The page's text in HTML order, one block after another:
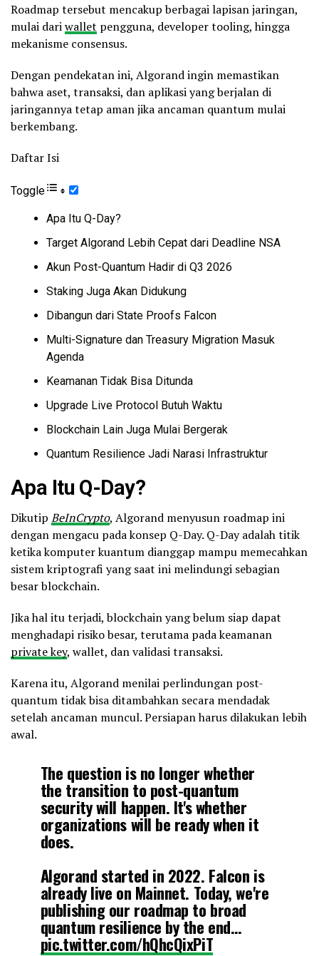
Roadmap tersebut mencakup berbagai lapisan jaringan,
mulai dariwallet pengguna, developer tooling, hingga
mekanisme consensus.
Dengan pendekatan ini, Algorand ingin memastikan
bahwa aset, transaksi, dan aplikasi yang berjalan di
jaringannya tetap aman jika ancaman quantum mulai
berkembang.
Daftar Isi
Toggle
Apa Itu Q-Day?
Target Algorand Lebih Cepat dari Deadline NSA
Akun Post-Quantum Hadir di Q3 2026
Staking Juga Akan Didukung
Dibangun dari State Proofs Falcon
Multi-Signature dan Treasury Migration Masuk
Agenda
Keamanan Tidak Bisa Ditunda
Upgrade Live Protocol Butuh Waktu
Blockchain Lain Juga Mulai Bergerak
Quantum Resilience Jadi Narasi Infrastruktur
Apa Itu Q-Day?
Dikutip BeInCrypto, Algorand menyusun roadmap ini
dengan mengacu pada konsep Q-Day. Q-Day adalah titik
ketika komputer kuantum dianggap mampu memecahkan
sistem kriptografi yang saat ini melindungi sebagian
besar blockchain.
Jika hal itu terjadi, blockchain yang belum siap dapat
menghadapi risiko besar, terutama pada keamanan
private key, wallet, dan validasi transaksi.
Karena itu, Algorand menilai perlindungan post-
quantum tidak bisa ditambahkan secara mendadak
setelah ancaman muncul. Persiapan harus dilakukan lebih
awal.
The question is no longer whether
the transition to post-quantum
security will happen. It's whether
organizations will be ready when it
does.
Algorand started in 2022. Falcon is
already live on Mainnet. Today, we're
publishing our roadmap to broad
quantum resilience by the end…
pic.twitter.com/hQhcQixPiT